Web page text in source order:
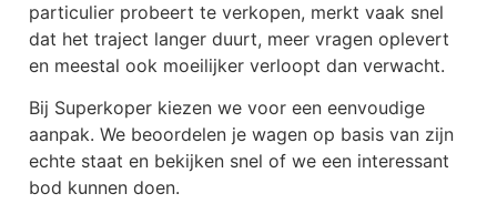
particulier probeert te verkopen, merkt vaak snel
dat het traject langer duurt, meer vragen oplevert
en meestal ook moeilijker verloopt dan verwacht.
Bij Superkoper kiezen we voor een eenvoudige
aanpak. We beoordelen je wagen op basis van zijn
echte staat en bekijken snel of we een interessant
bod kunnen doen.